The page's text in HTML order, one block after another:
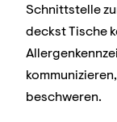
Schnittstelle
deckst Tische
beschweren.